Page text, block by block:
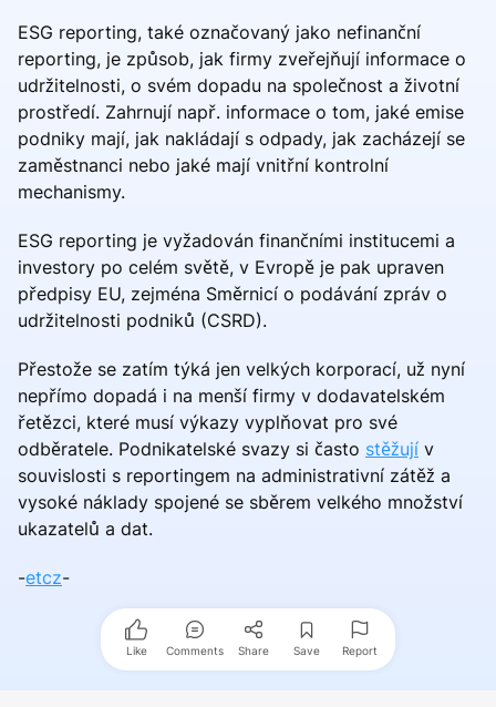
ESG reporting, také označovaný jako nefinanční
reporting, je způsob, jak firmy zveřejňují informace o
udržitelnosti, o svém dopadu na společnost a životní
prostředí. Zahrnují např. informace o tom, jaké emise
podniky mají, jak nakládají s odpady, jak zacházejí se
zaměstnanci nebo jaké mají vnitřní kontrolní
mechanismy.
ESG reporting je vyžadován finančními institucemi a
investory po celém světě, v Evropě je pak upraven
předpisy EU, zejména Směrnicí o podávání zpráv o
udržitelnosti podniků (CSRD).
Přestože se zatím týká jen velkých korporací, už nyní
nepřímo dopadá i na menší firmy v dodavatelském
řetězci, které musí výkazy vyplňovat pro své
odběratele. Podnikatelské svazy si často stěžují v
souvislosti s reportingem na administrativní zátěž a
vysoké náklady spojené se sběrem velkého množství
ukazatelů a dat.
-etcz-
Like Comments Share Save Report